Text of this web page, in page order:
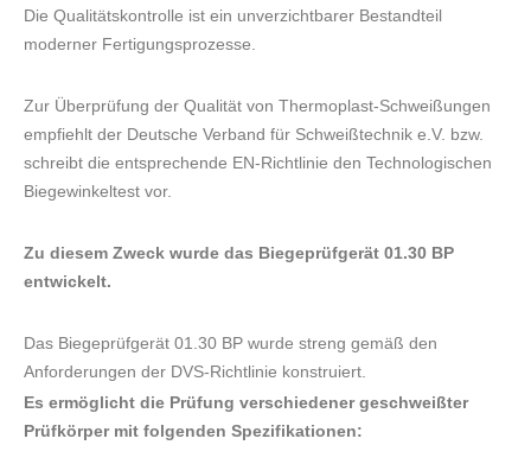
Die Qualitätskontrolle ist ein unverzichtbarer Bestandteil
moderner Fertigungsprozesse.
Zur Überprüfung der Qualität von Thermoplast-Schweißungen
empfiehlt der Deutsche Verband für Schweißtechnik e.V. bzw.
schreibt die entsprechende EN-Richtlinie den Technologischen
Biegewinkeltest vor.
Zu diesem Zweck wurde das Biegeprüfgerät 01.30 BP
entwickelt.
Das Biegeprüfgerät 01.30 BP wurde streng gemäß den
Anforderungen der DVS-Richtlinie konstruiert.
Es ermöglicht die Prüfung verschiedener geschweißter
Prüfkörper mit folgenden Spezifikationen: